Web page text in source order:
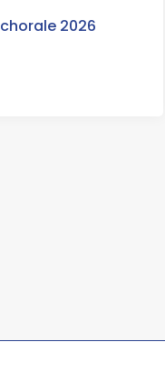
2026